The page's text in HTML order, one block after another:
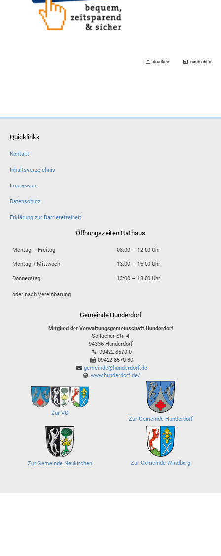
drucken nach oben
Quicklinks
Kontakt
Inhaltsverzeichnis
Impressum
Datenschutz
Erklärung zur Barrierefreiheit
Öffnungszeiten Rathaus
Montag – Freitag
08:00 – 12:00 Uhr
Montag + Mittwoch
13:00 – 16:00 Uhr
Donnerstag
13:00 – 18:00 Uhr
oder nach Vereinbarung
Gemeinde Hunderdorf
Mitglied der Verwaltungsgemeinschaft Hunderdorf
Sollacher Str. 4
94336 Hunderdorf
09422 8570-0
09422 8570-30
gemeinde@hunderdorf.de
www.hunderdorf.de/
Zur VG
Zur Gemeinde Hunderdorf
Zur Gemeinde Neukirchen Zur Gemeinde Windberg